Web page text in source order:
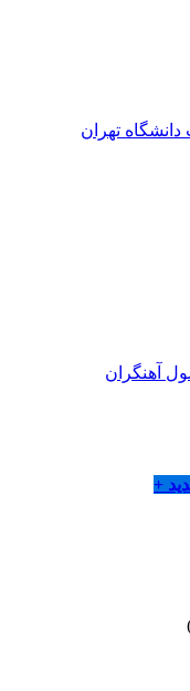
دانشگاه تهران
آهنگران
+